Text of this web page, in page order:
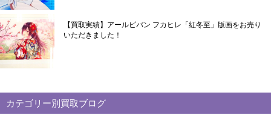
【買取実績】アールビバン フカヒレ「紅冬至」版画をお売り
いただきました！
カテゴリー別買取ブログ